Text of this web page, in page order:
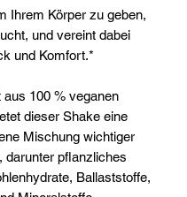
Ihrem Körper zu geben,
und vereint dabei
und Komfort.*
aus 100 % veganen
dieser Shake eine
Mischung wichtiger
darunter pflanzliches
Ballaststoffe,